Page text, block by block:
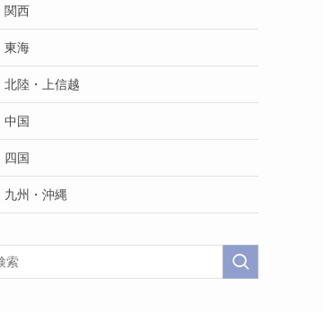
関西
東海
北陸・上信越
中国
四国
九州・沖縄